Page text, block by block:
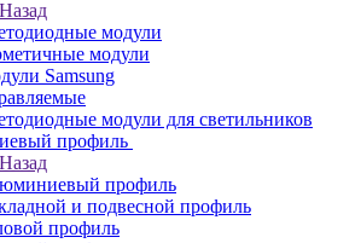
Назад
модули
модули
Samsung
модули для светильников
профиль
Назад
профиль
и подвесной профиль
профиль